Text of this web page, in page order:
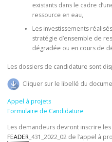
existants dans le cadre
ressource en eau,
Les investissements
stratégie d’ensemble de
dégradée ou en cours de
Les dossiers de candidature sont
Cliquer sur le libellé du
Appel à projets
Formulaire de Candidature
Les demandeurs devront inscrire les
FEADER _431_2022_02 de l’appel à